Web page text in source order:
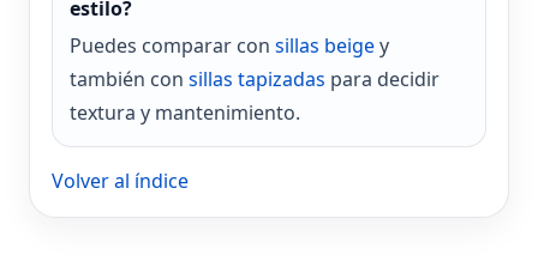
estilo?
Puedes comparar con sillas beigey
también con sillas tapizadas para decidir
textura y mantenimiento.
Volver al índice